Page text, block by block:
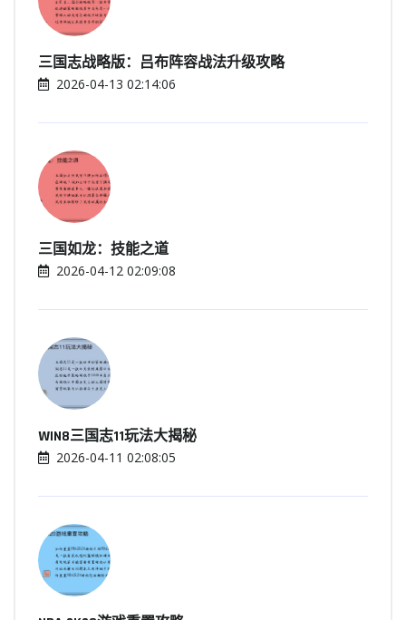
三国志战略版：吕布阵容战法升级攻略
2026-04-13 02:14:06
三国如龙：技能之道
2026-04-12 02:09:08
WIN8三国志11玩法大揭秘
2026-04-11 02:08:05